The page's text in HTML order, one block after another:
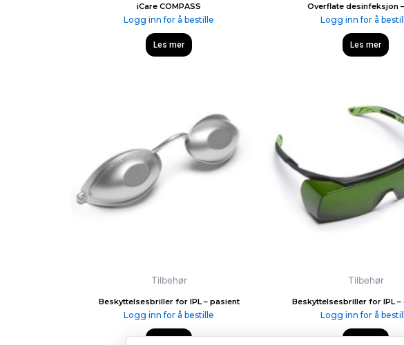
iCare COMPASS
Logg inn for å bestille
Les mer
Overflate desinfeksjon –
Logg inn for å
Les mer
Tilbehør
Beskyttelsesbriller for IPL – pasient
Logg inn for å bestille
Tilbehør
Beskyttelsesbriller for IPL
Logg inn for å